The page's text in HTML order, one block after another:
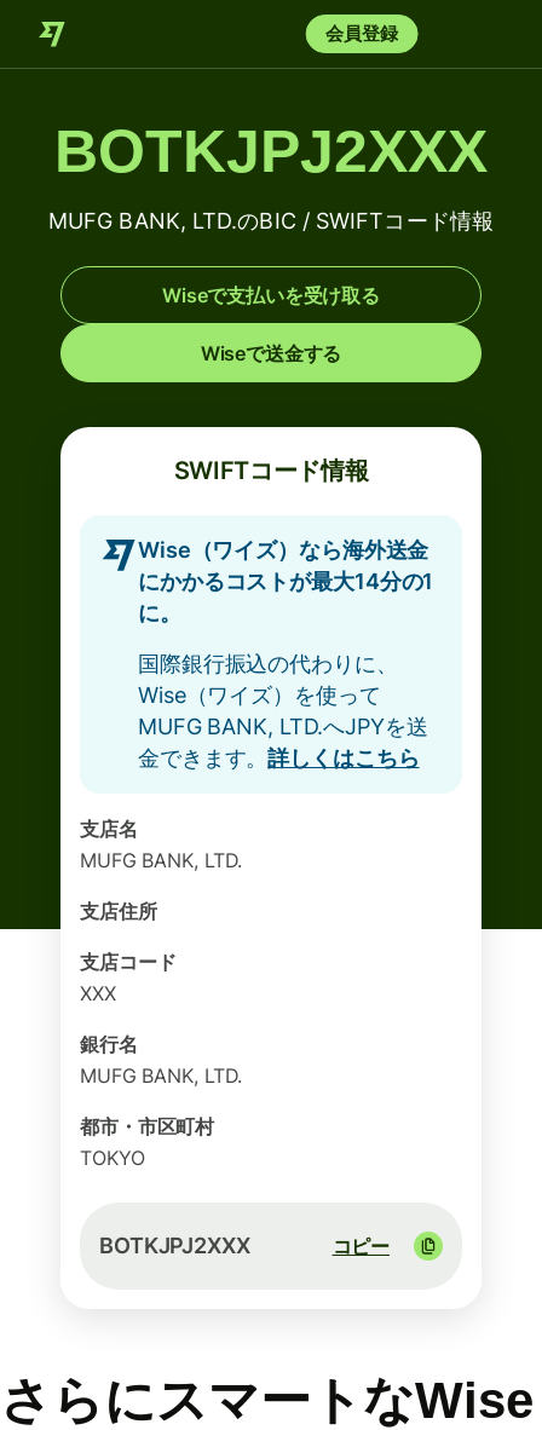
会員登録
BOTKJPJ2XXX
MUFG BANK, LTD.のBIC / SWIFTコード情報
Wiseで支払いを受け取る
Wiseで送金する
SWIFTコード情報
Wise（ワイズ）なら海外送金
にかかるコストが最大14分の1
に。
国際銀行振込の代わりに、
Wise（ワイズ）を使って
MUFG BANK, LTD.へJPYを送
金できます。詳しくはこちら
支店名
MUFG BANK, LTD.
支店住所
支店コード
XXX
銀行名
MUFG BANK, LTD.
都市・市区町村
TOKYO
BOTKJPJ2XXX コピー
さらにスマートなWise